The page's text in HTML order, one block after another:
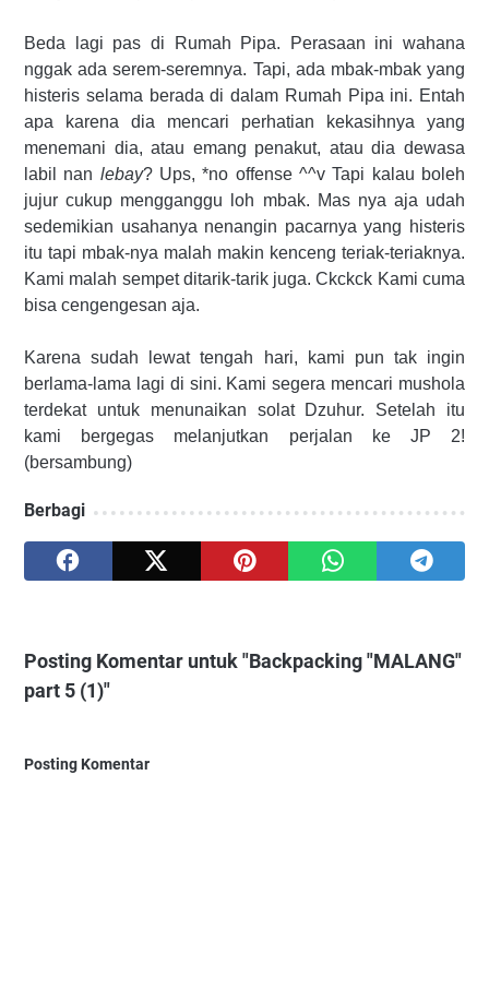
Beda lagi pas di Rumah Pipa. Perasaan ini wahana
nggak ada serem-seremnya. Tapi, ada mbak-mbak yang
histeris selama berada di dalam Rumah Pipa ini. Entah
apa karena dia mencari perhatian kekasihnya yang
menemani dia, atau emang penakut, atau dia dewasa
labil nan lebay? Ups, *no offense ^^v Tapi kalau boleh
jujur cukup mengganggu loh mbak. Mas nya aja udah
sedemikian usahanya nenangin pacarnya yang histeris
itu tapi mbak-nya malah makin kenceng teriak-teriaknya.
Kami malah sempet ditarik-tarik juga. Ckckck Kami cuma
bisa cengengesan aja.
Karena sudah lewat tengah hari, kami pun tak ingin
berlama-lama lagi di sini. Kami segera mencari mushola
terdekat untuk menunaikan solat Dzuhur. Setelah itu
kami bergegas melanjutkan perjalan ke JP 2!
(bersambung)
Berbagi
Posting Komentar untuk "Backpacking "MALANG"
part 5 (1)"
Posting Komentar